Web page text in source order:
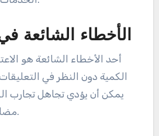
الأخطاء الشائعة
أحد الأخطاء الشائعة هو
الكمية دون النظر في
يمكن أن يؤدي تجاهل تجارب
مضللة حول أداء الملعب.